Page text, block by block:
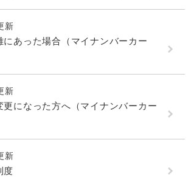
新
にあった場合（マイナンバーカー
新
更になった方へ（マイナンバーカー
新
度